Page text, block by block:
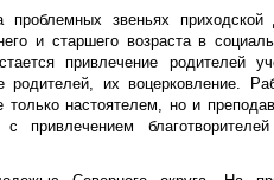
звеньях приходской
и старшего возраста в
привлечение родителей
их воцерковление.
настоятелем, но и